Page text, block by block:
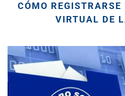
CÓMO
VIRTUAL DE